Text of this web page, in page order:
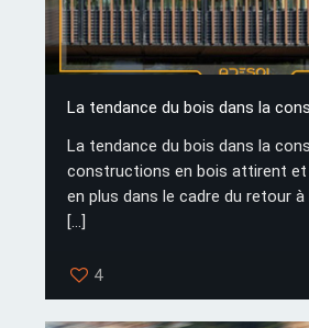
La tendance du bois dans la
La tendance du bois dans la
constructions en bois attirent et
en plus dans le cadre du retour à
[…]
4